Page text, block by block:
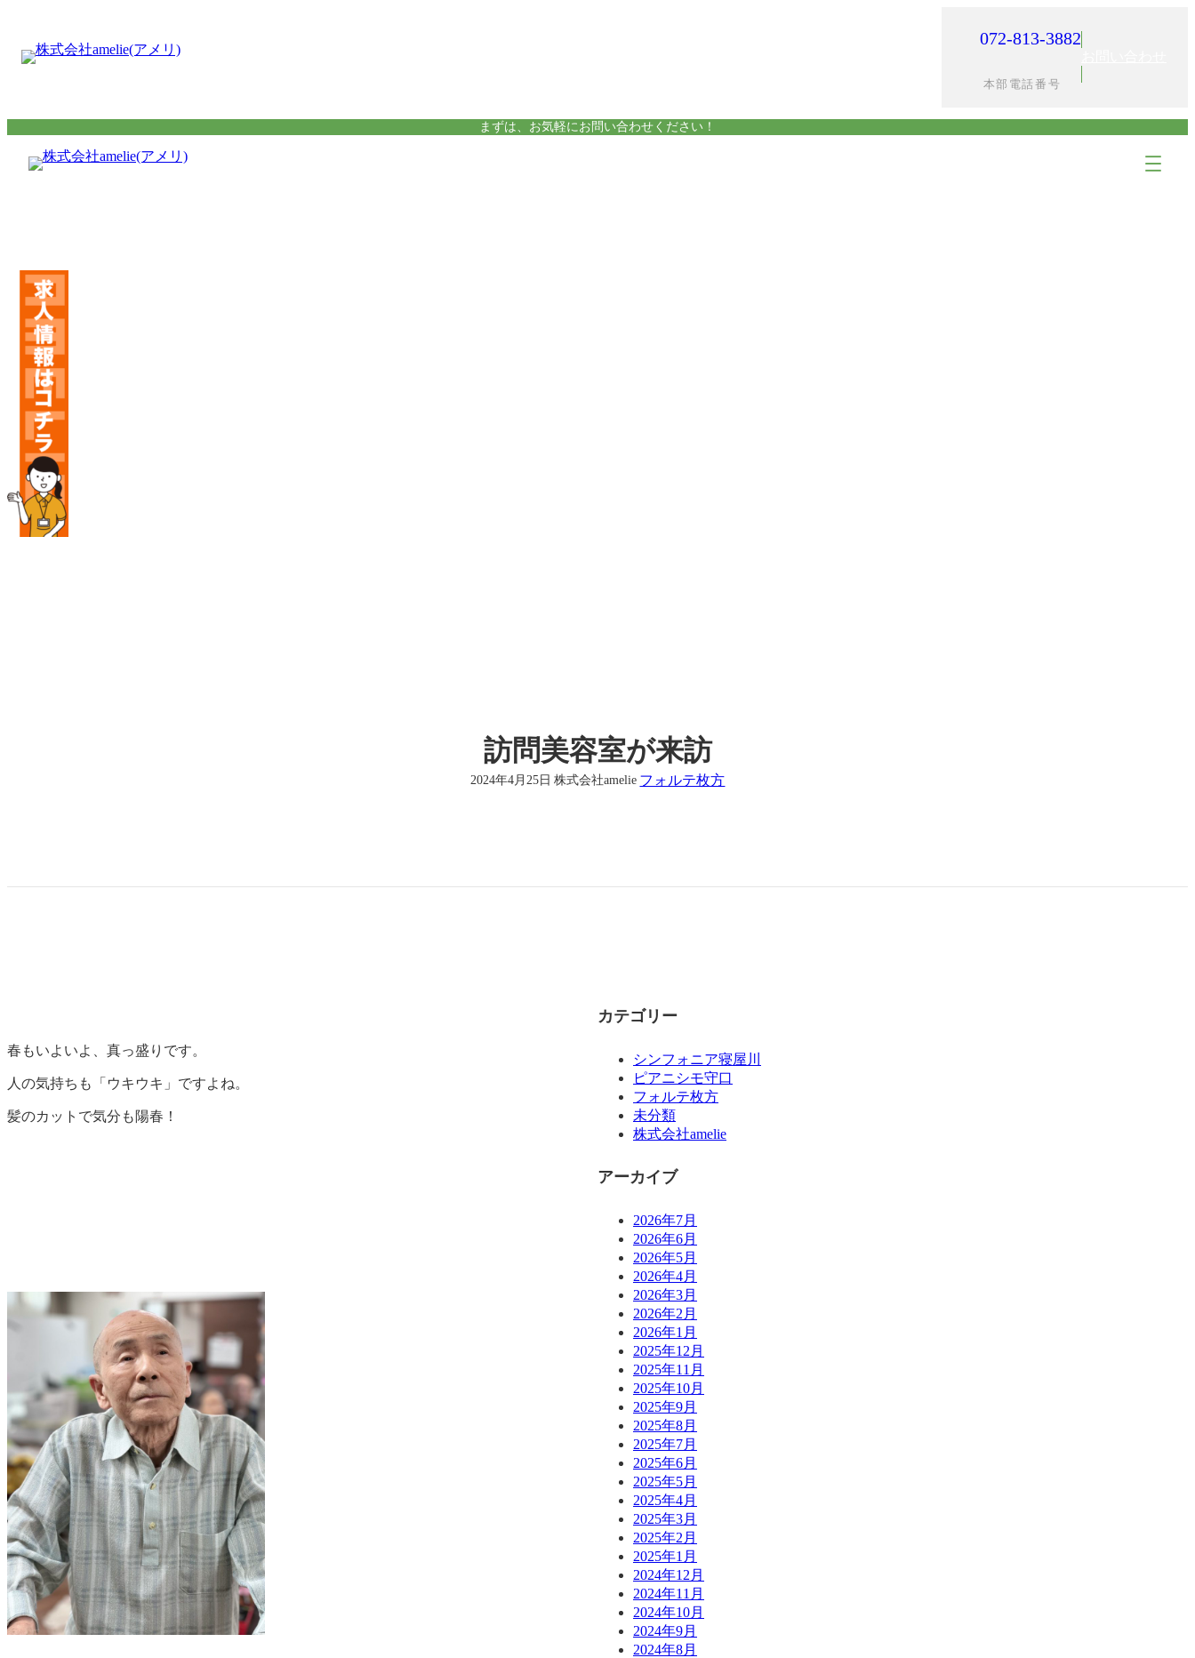
072-813-3882
本部電話番号
まずは、お気軽にお問い合わせください！
訪問美容室が来訪
2024年4月25日 株式会社amelie フォルテ枚方
春もいよいよ、真っ盛りです。
人の気持ちも「ウキウキ」ですよね。
髪のカットで気分も陽春！
カテゴリー
シンフォニア寝屋川
ピアニシモ守口
フォルテ枚方
未分類
株式会社amelie
アーカイブ
2026年7月
2026年6月
2026年5月
2026年4月
2026年3月
2026年2月
2026年1月
2025年12月
2025年11月
2025年10月
2025年9月
2025年8月
2025年7月
2025年6月
2025年5月
2025年4月
2025年3月
2025年2月
2025年1月
2024年12月
2024年11月
2024年10月
2024年9月
2024年8月